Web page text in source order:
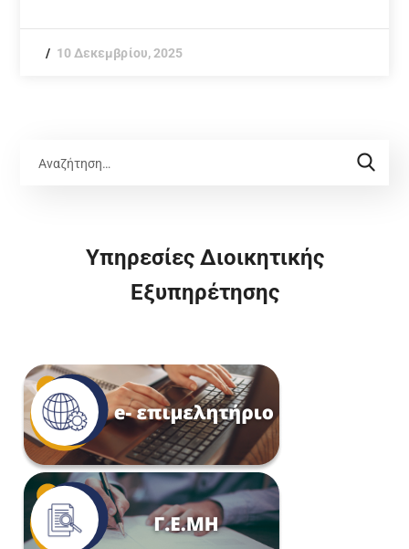
10 Δεκεμβρίου, 2025
Υπηρεσίες Διοικητικής
Εξυπηρέτησης